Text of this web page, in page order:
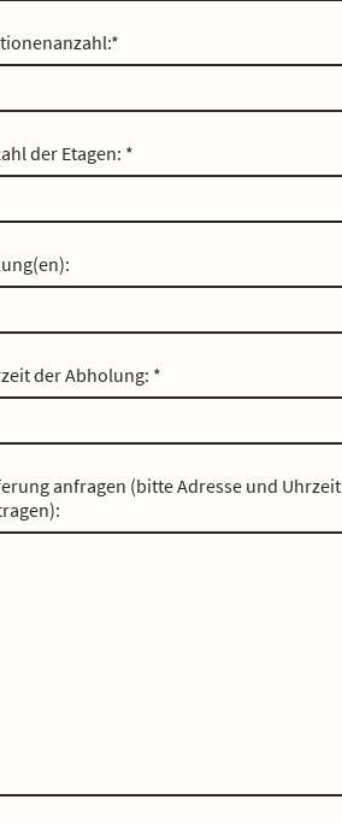
*
der Etagen: *
der Abholung: *
anfragen (bitte Adresse und Uhrzeit